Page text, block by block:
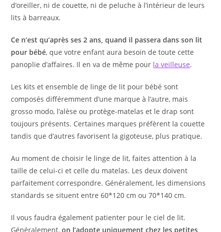
d’oreiller, ni de couette, ni de peluche à l’intérieur de leurs
lits à barreaux.
Ce n’est qu’après ses 2 ans, quand il passera dans son lit
pour bébé, que votre enfant aura besoin de toute cette
panoplie d’affaires. Il en va de même pour la veilleuse.
Les kits et ensemble de linge de lit pour bébé sont
composés différemment d’une marque à l’autre, mais
grosso modo, l’alèse ou protège-matelas et le drap sont
toujours présents. Certaines marques préfèrent la couette
tandis que d’autres favorisent la gigoteuse, plus pratique.
Au moment de choisir le linge de lit, faites attention à la
taille de celui-ci et celle du matelas. Les deux doivent
parfaitement correspondre. Généralement, les dimensions
standards se situent entre 60*120 cm ou 70*140 cm.
Il vous faudra également patienter pour le ciel de lit.
Généralement,on l’adopte uniquement chez les petites